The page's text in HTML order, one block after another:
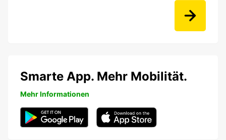
Smarte App. Mehr Mobilität.
Mehr Informationen